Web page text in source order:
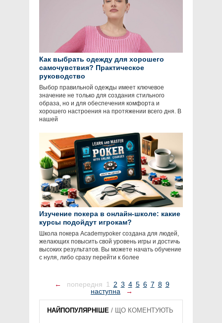
Как выбрать одежду для хорошего
самочувствия? Практическое
руководство
Выбор правильной одежды имеет ключевое
значение не только для создания стильного
образа, но и для обеспечения комфорта и
хорошего настроения на протяжении всего дня. В
нашей
Изучение покера в онлайн-школе: какие
курсы подойдут игрокам?
Школа покера Academypoker создана для людей,
желающих повысить свой уровень игры и достичь
высоких результатов. Вы можете начать обучение
с нуля, либо сразу перейти к более
← попередня 1 2 3 4 5 6 7 8 9
наступна
→
НАЙПОПУЛЯРНІШЕ / ЩО КОМЕНТУЮТЬ